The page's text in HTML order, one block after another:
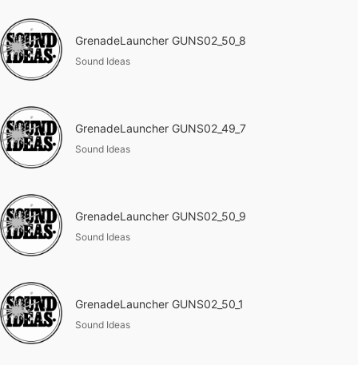
GrenadeLauncher GUNS02_50_8
Sound Ideas
GrenadeLauncher GUNS02_49_7
Sound Ideas
GrenadeLauncher GUNS02_50_9
Sound Ideas
GrenadeLauncher GUNS02_50_1
Sound Ideas